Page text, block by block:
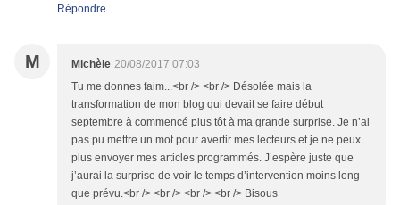
Répondre
M Michèle 20/08/2017 07:03
Tu me donnes faim...<br /> <br /> Désolée mais la
transformation de mon blog qui devait se faire début
septembre à commencé plus tôt à ma grande surprise. Je n’ai
pas pu mettre un mot pour avertir mes lecteurs et je ne peux
plus envoyer mes articles programmés. J’espère juste que
j’aurai la surprise de voir le temps d’intervention moins long
que prévu.<br /> <br /> <br /> <br /> Bisous